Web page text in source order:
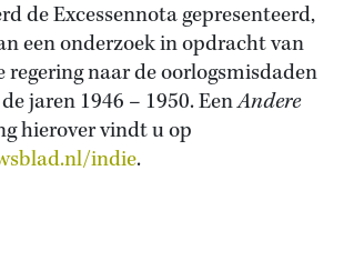
de Excessennota gepresenteerd,
een onderzoek in opdracht van
regering naar de oorlogsmisdaden
jaren 1946 – 1950. EenAndere
hierover vindt u op
indie.